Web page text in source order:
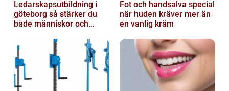
Ledarskapsutbildning i
göteborg så stärker du
både människor och
Fot och handsalva special
när huden kräver mer än
en vanlig kräm